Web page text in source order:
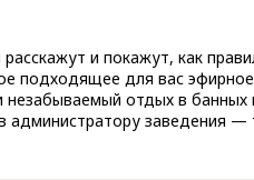
и покажут, как
подходящее для вас
отдых в банных
заведения —